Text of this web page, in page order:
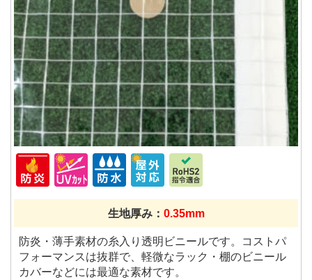
生地厚み： 0.35mm
防炎・薄手素材の糸入り透明ビニールです。コストパ
フォーマンスは抜群で、軽微なラック・棚のビニール
カバーなどには最適な素材です。